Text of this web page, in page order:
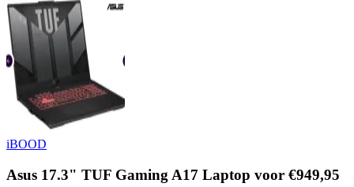
iBOOD
Asus 17.3" TUF Gaming A17 Laptop voor €949,95